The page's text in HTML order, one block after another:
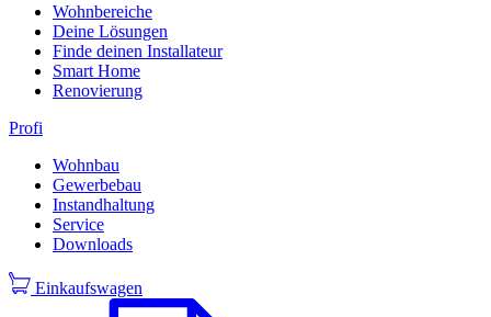
Wohnbereiche
Deine Lösungen
Finde deinen Installateur
Smart Home
Renovierung
Profi
Wohnbau
Gewerbebau
Instandhaltung
Service
Downloads
Einkaufswagen